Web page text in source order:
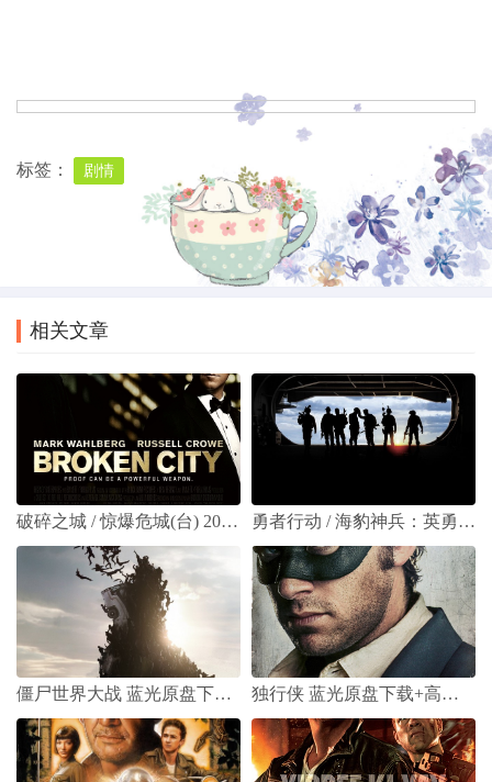
标签： 剧情
2022年 神秘海域 4K高清 [美国动作冒险片 汤姆·赫兰德 马克·沃尔伯格主演]
下一篇
夺宝奇兵4 / 印地安纳琼斯和水晶骷髅王国 / 夺宝奇兵4：水晶头骨王国 [蓝光原盘下载] 37.09G
相关文章
破碎之城 / 惊爆危城(台) 2013 [蓝光原盘 繁中字幕] 35.5G 勇者行动 / 海豹神兵：英勇行动(台) / 海豹突击队(港) 2012 [蓝光原盘 DIY特效简繁中字] 39.22G
僵尸世界大战 蓝光原盘下载+高清MKV版/地球末日战(港)/末日之战(台) 2013 World War Z 42G 独行侠 蓝光原盘下载+高清MKV/孤独的骑兵/游侠传奇[蓝光原盘+中字]/2013 The Lone Ranger 47.9G